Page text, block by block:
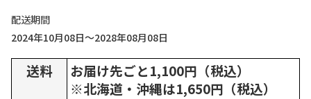
配送期間
2024年10月08日～2028年08月08日
送料
お届け先ごと1,100円（税込）
※北海道・沖縄は1,650円（税込）